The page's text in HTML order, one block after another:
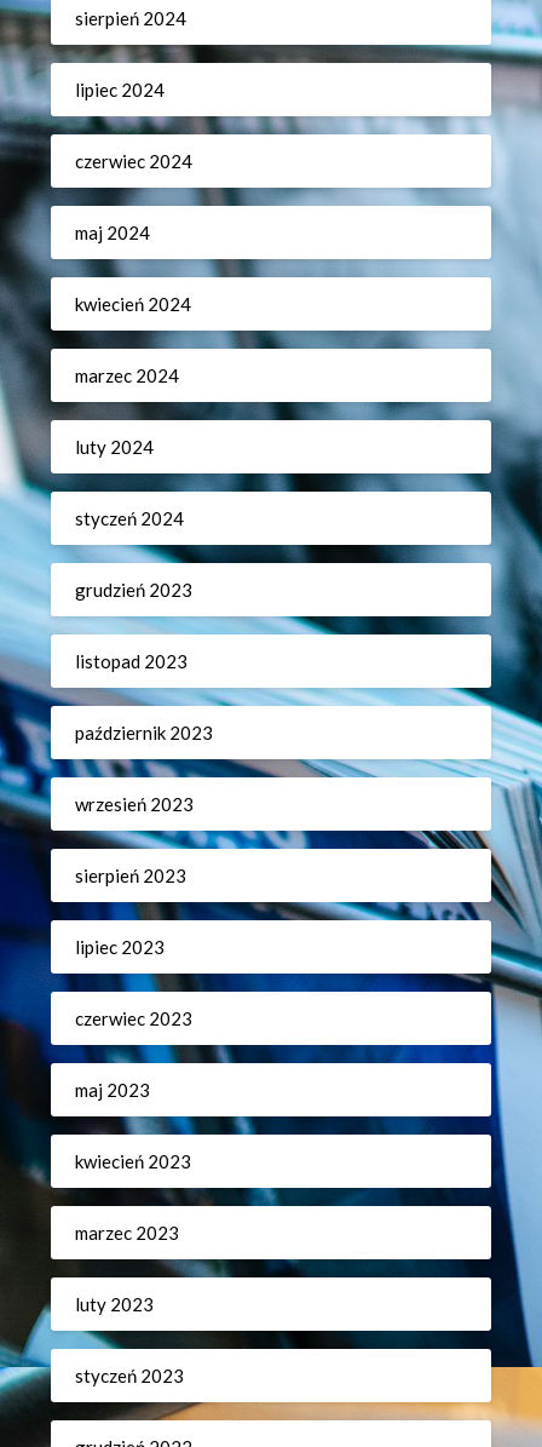
sierpień 2024
lipiec 2024
czerwiec 2024
maj 2024
kwiecień 2024
marzec 2024
luty 2024
styczeń 2024
grudzień 2023
listopad 2023
październik 2023
wrzesień 2023
sierpień 2023
lipiec 2023
czerwiec 2023
maj 2023
kwiecień 2023
marzec 2023
luty 2023
styczeń 2023